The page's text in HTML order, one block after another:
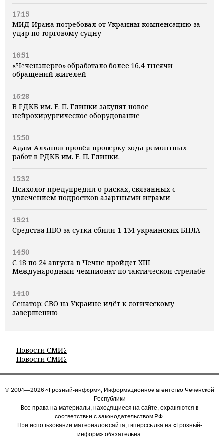
17:15
МИД Ирана потребовал от Украины компенсацию за
удар по торговому судну
16:51
«Чеченэнерго» обработало более 16,4 тысячи
обращений жителей
16:28
В РДКБ им. Е. П. Глинки закупят новое
нейрохирургическое оборудование
15:50
Адам Алханов провёл проверку хода ремонтных
работ в РДКБ им. Е. П. Глинки.
15:32
Психолог предупредил о рисках, связанных с
увлечением подростков азартными играми
15:21
Средства ПВО за сутки сбили 1 134 украинских БПЛА
14:50
С 18 по 24 августа в Чечне пройдет XIII
Международный чемпионат по тактической стрельбе
14:10
Сенатор: СВО на Украине идёт к логическому
завершению
Новости СМИ2
Новости СМИ2
© 2004—2026 «Грозный-информ», Информационное агентство Чеченской
Республики
Все права на материалы, находящиеся на сайте, охраняются в
соответствии с законодательством РФ.
При использовании материалов сайта, гиперссылка на «Грозный-
информ» обязательна.